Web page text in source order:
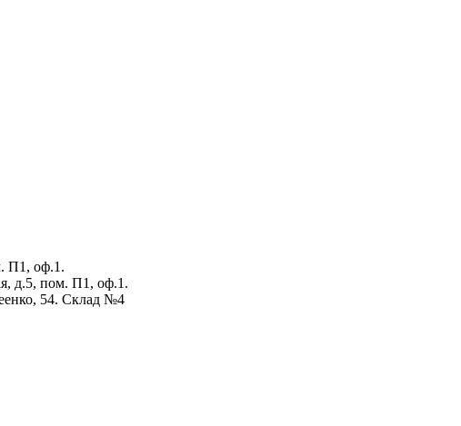
П1, оф.1.
д.5, пом. П1, оф.1.
54. Склад №4